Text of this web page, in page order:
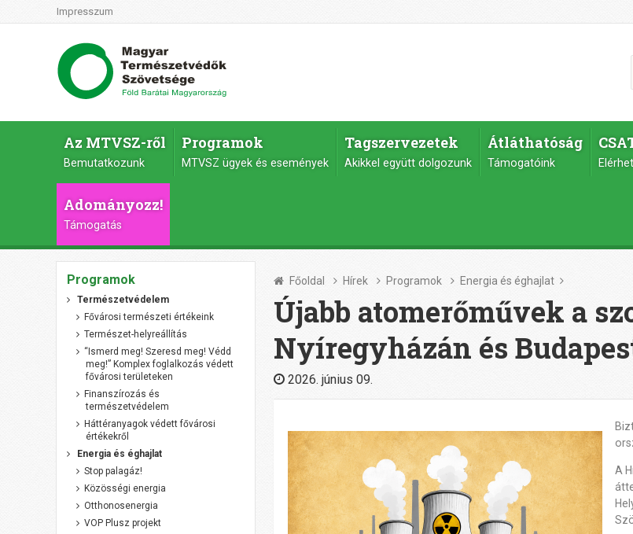
Impresszum
Az MTVSZ-ről
Bemutatkozunk
Programok
MTVSZ ügyek és események
Tagszervezetek
Akikkel együtt dolgozunk
Átláthatóság
Támogatóink
Adományozz!
Támogatás
Főoldal Hírek Programok Energia és éghajlat
Újabb atomerőművek a
Nyíregyházán és
2026. június 09.
A
Programok
Természetvédelem
Fővárosi természeti értékeink
Természet-helyreállítás
“Ismerd meg! Szeresd meg! Védd
meg!” Komplex foglalkozás védett
fővárosi területeken
Finanszírozás és
természetvédelem
Háttéranyagok védett fővárosi
értékekről
Energia és éghajlat
Stop palagáz!
Közösségi energia
Otthonosenergia
VOP Plusz projekt